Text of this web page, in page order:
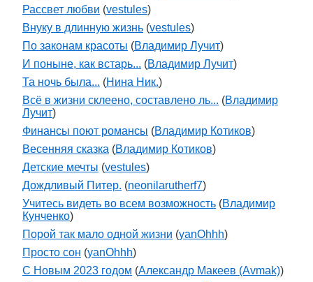
Рассвет любви (vestules)
Внуку в длинную жизнь (vestules)
По законам красоты (Владимир Лучит)
И поныне, как встарь... (Владимир Лучит)
Та ночь была... (Нина Ник.)
Всё в жизни склеено, составлено ль... (Владимир
Лучит)
Финансы поют романсы (Владимир Котиков)
Весенняя сказка (Владимир Котиков)
Детские мечты (vestules)
Дождливый Питер. (neonilarutherf7)
Учитесь видеть во всем возможность (Владимир
Кунченко)
Порой так мало одной жизни (yanOhhh)
Просто сон (yanOhhh)
С Новым 2023 годом (Александр Макеев (Avmak))